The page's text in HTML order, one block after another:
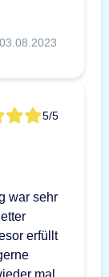
03.08.2023
5/5
war sehr
erfüllt
mal